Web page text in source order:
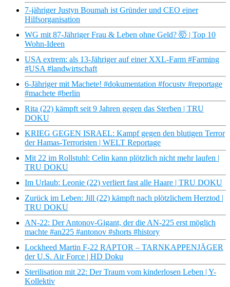
7-jähriger Justyn Boumah ist Gründer und CEO einer
Hilfsorganisation
WG mit 87-Jähriger Frau & Leben ohne Geld? 🤯 | Top 10
Wohn-Ideen
USA extrem: als 13-Jähriger auf einer XXL-Farm #Farming
#USA #landwirtschaft
6-Jähriger mit Machete! #dokumentation #focustv #reportage
#machete #berlin
Rita (22) kämpft seit 9 Jahren gegen das Sterben | TRU
DOKU
KRIEG GEGEN ISRAEL: Kampf gegen den blutigen Terror
der Hamas-Terroristen | WELT Reportage
Mit 22 im Rollstuhl: Celin kann plötzlich nicht mehr laufen |
TRU DOKU
Im Urlaub: Leonie (22) verliert fast alle Haare | TRU DOKU
Zurück im Leben: Jill (22) kämpft nach plötzlichem Herztod |
TRU DOKU
AN-22: Der Antonov-Gigant, der die AN-225 erst möglich
machte #an225 #antonov #shorts #history
Lockheed Martin F-22 RAPTOR – TARNKAPPENJÄGER
der U.S. Air Force | HD Doku
Sterilisation mit 22: Der Traum vom kinderlosen Leben | Y-
Kollektiv